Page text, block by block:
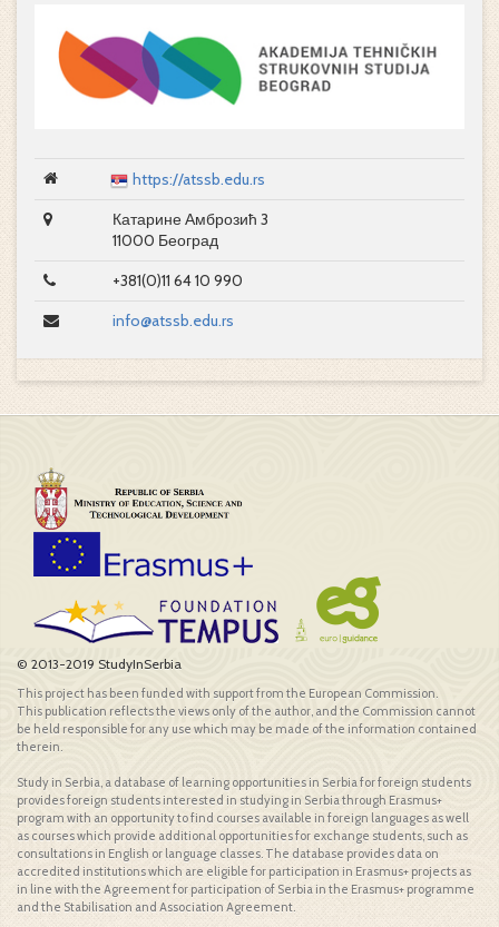
https://atssb.edu.rs
Катарине Амброзић 3
11000 Београд
+381(0)11 64 10 990
info@atssb.edu.rs
© 2013-2019 StudyInSerbia
This project has been funded with support from the European Commission.
This publication reflects the views only of the author, and the Commission cannot
be held responsible for any use which may be made of the information contained
therein.
Study in Serbia, a database of learning opportunities in Serbia for foreign students
provides foreign students interested in studying in Serbia through Erasmus+
program with an opportunity to find courses available in foreign languages as well
as courses which provide additional opportunities for exchange students, such as
consultations in English or language classes. The database provides data on
accredited institutions which are eligible for participation in Erasmus+ projects as
in line with the Agreement for participation of Serbia in the Erasmus+ programme
and the Stabilisation and Association Agreement.